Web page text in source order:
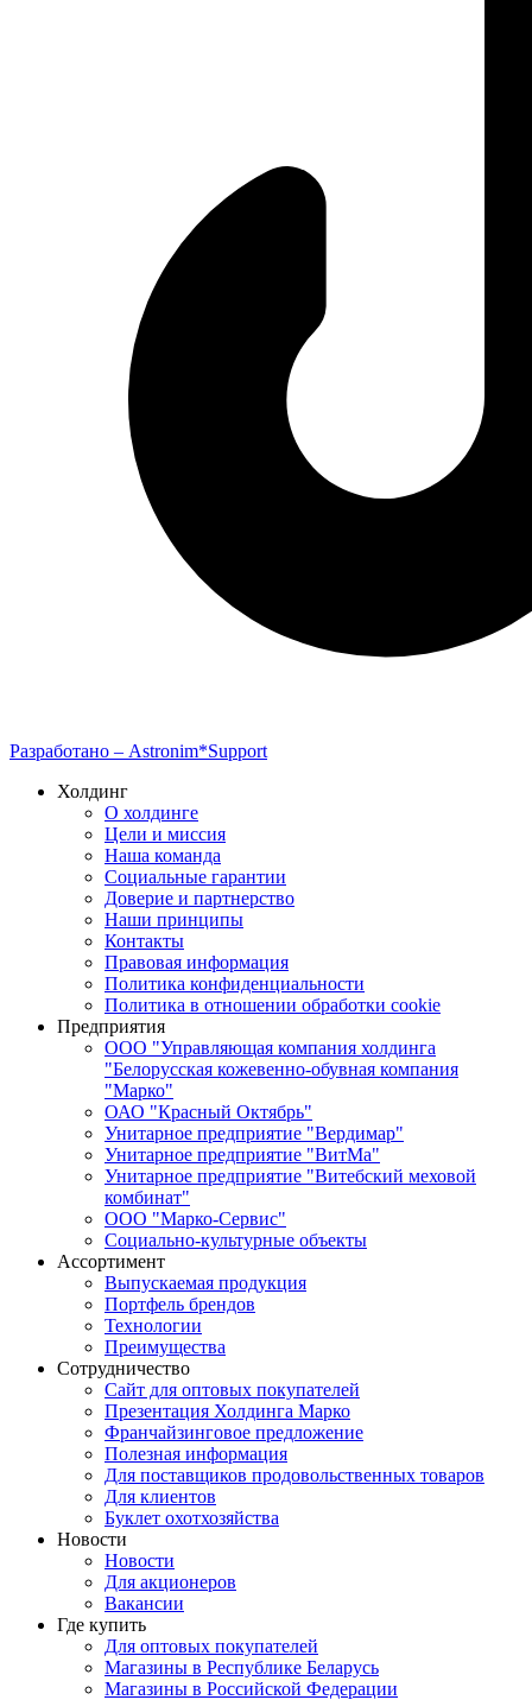
Разработано – Astronim*Support
Холдинг
О холдинге
Цели и миссия
Наша команда
Социальные гарантии
Доверие и партнерство
Наши принципы
Контакты
Правовая информация
Политика конфиденциальности
Политика в отношении обработки cookie
Предприятия
ООО "Управляющая компания холдинга
"Белорусская кожевенно-обувная компания
"Марко"
ОАО "Красный Октябрь"
Унитарное предприятие "Вердимар"
Унитарное предприятие "ВитМа"
Унитарное предприятие "Витебский меховой
комбинат"
ООО "Марко-Сервис"
Социально-культурные объекты
Ассортимент
Выпускаемая продукция
Портфель брендов
Технологии
Преимущества
Сотрудничество
Сайт для оптовых покупателей
Презентация Холдинга Марко
Франчайзинговое предложение
Полезная информация
Для поставщиков продовольственных товаров
Для клиентов
Буклет охотхозяйства
Новости
Новости
Для акционеров
Вакансии
Где купить
Для оптовых покупателей
Магазины в Республике Беларусь
Магазины в Российской Федерации